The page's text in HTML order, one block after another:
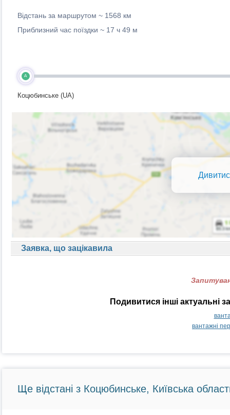
Відстань за маршрутом ~ 1568 км
Приблизний час поїздки ~ 17 ч 49 м
A
Коцюбинське (UA)
Заявка, що зацікавила
Подивитися інші актуальні
вантажні
Ще відстані з Коцюбинське, Київська